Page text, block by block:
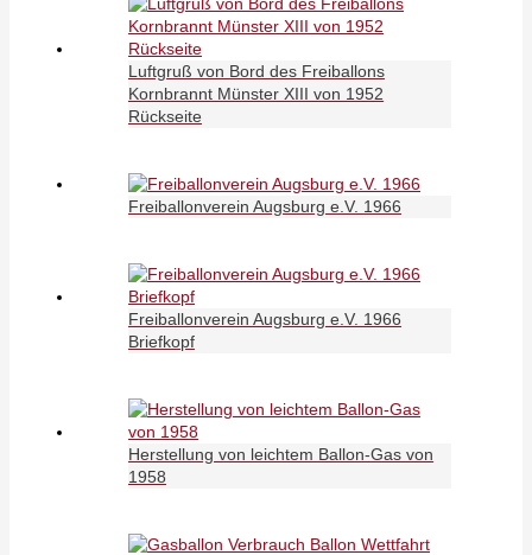
Luftgruß von Bord des Freiballons
Kornbrannt Münster XIII von 1952
Rückseite
Freiballonverein Augsburg e.V. 1966
Freiballonverein Augsburg e.V. 1966
Briefkopf
Herstellung von leichtem Ballon-Gas von
1958